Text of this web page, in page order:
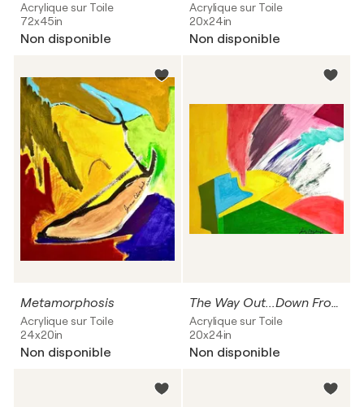
Acrylique sur Toile
72x45in
Non disponible
Acrylique sur Toile
20x24in
Non disponible
Metamorphosis
Acrylique sur Toile
24x20in
Non disponible
The Way Out...Down From Here
Acrylique sur Toile
20x24in
Non disponible